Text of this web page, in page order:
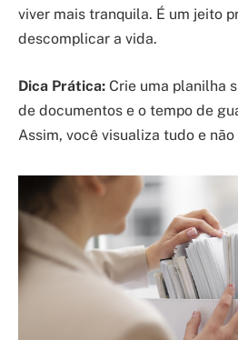
viver mais tranquila. É um jeito
descomplicar a vida.
Dica Prática: Crie uma planilha
de documentos e o tempo de
Assim, você visualiza tudo e não